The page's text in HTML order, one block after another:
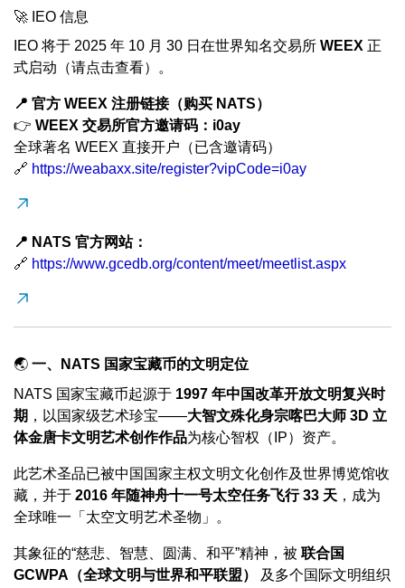
🚀 IEO 信息
IEO 将于 2025 年 10 月 30 日在世界知名交易所 WEEX 正
式启动（请点击查看）。
📍 官方 WEEX 注册链接（购买 NATS）
👉 WEEX 交易所官方邀请码：i0ay
全球著名 WEEX 直接开户（已含邀请码）
🔗 https://weabaxx.site/register?vipCode=i0ay
📍 NATS 官方网站：
🔗 https://www.gcedb.org/content/meet/meetlist.aspx
🌏 一、NATS 国家宝藏币的文明定位
NATS 国家宝藏币起源于 1997 年中国改革开放文明复兴时
期 ，以国家级艺术珍宝——大智文殊化身宗喀巴大师 3D 立
体金唐卡文明艺术创作作品为核心智权（IP）资产。
此艺术圣品已被中国国家主权文明文化创作及世界博览馆收
藏，并于 2016 年随神舟十一号太空任务飞行 33 天 ，成为
全球唯一「太空文明艺术圣物」。
其象征的“慈悲、智慧、圆满、和平”精神，被 联合国
GCWPA（全球文明与世界和平联盟）
及多个国际文明组织